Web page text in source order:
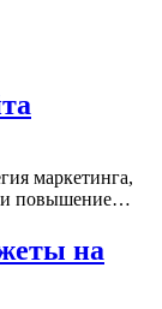
маркетинга,
и повышение…
на